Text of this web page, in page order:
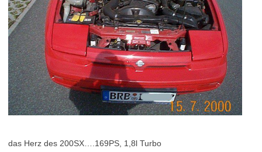
das Herz des 200SX….169PS, 1,8l Turbo